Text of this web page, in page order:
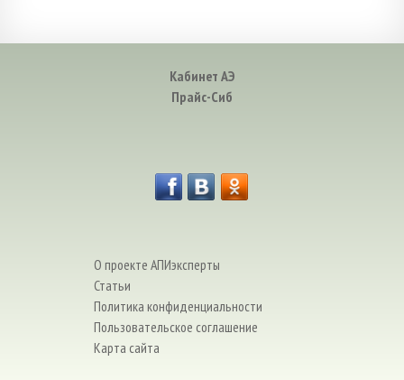
Кабинет АЭ
Прайс-Сиб
О проекте АПИэксперты
Статьи
Политика конфиденциальности
Пользовательское соглашение
Карта сайта